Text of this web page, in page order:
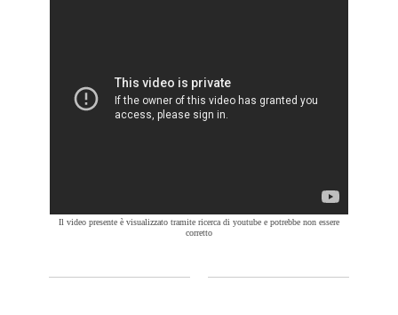
Il video presente è visualizzato tramite ricerca di youtube e potrebbe non essere
corretto